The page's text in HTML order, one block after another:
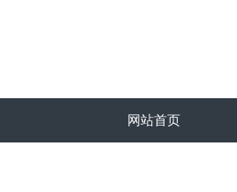
网站首页